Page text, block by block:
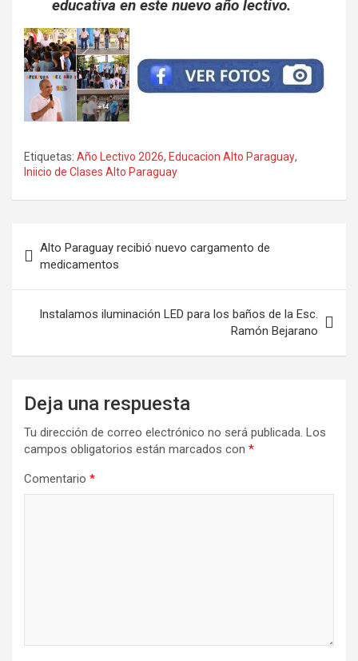
educativa en este nuevo año lectivo.
Etiquetas: Año Lectivo 2026, Educacion Alto Paraguay,
Iniicio de Clases Alto Paraguay
de
entradas
Alto Paraguay recibió nuevo cargamento de
medicamentos
Instalamos iluminación LED para los baños de la Esc.
Ramón Bejarano
Deja una respuesta
Tu dirección de correo electrónico no será publicada. Los
campos obligatorios están marcados con *
Comentario *